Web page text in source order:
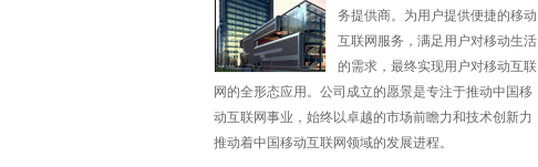
务提供商。为用户提供便捷的移动
互联网服务，满足用户对移动生活
的需求，最终实现用户对移动互联
网的全形态应用。公司成立的愿景是专注于推动中国移
动互联网事业，始终以卓越的市场前瞻力和技术创新力
推动着中国移动互联网领域的发展进程。